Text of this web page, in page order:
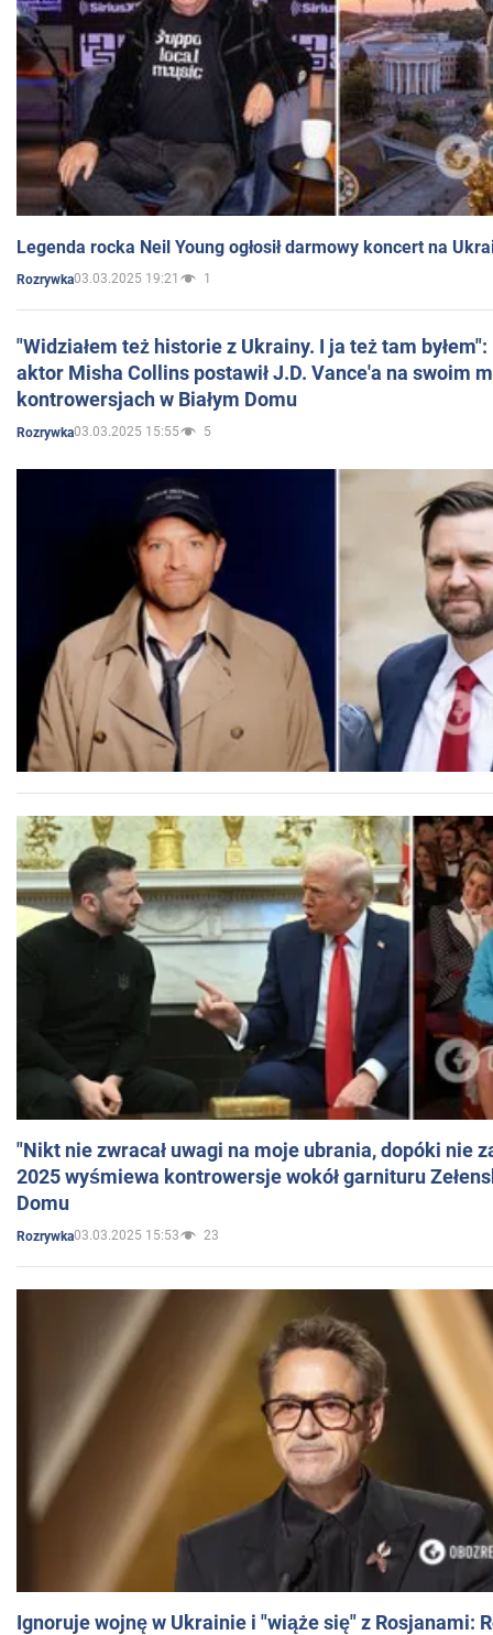
Legenda rocka Neil Young ogłosił darmowy koncert na
Rozrywka03.03.2025 19:21 1
"Widziałem też historie z Ukrainy. I ja też tam
aktor Misha Collins postawił J.D. Vance'a na swoim
kontrowersjach w Białym Domu
Rozrywka03.03.2025 15:55 5
"Nikt nie zwracał uwagi na moje ubrania, dopóki nie
2025 wyśmiewa kontrowersje wokół garnituru
Domu
Rozrywka03.03.2025 15:53 23
Ignoruje wojnę w Ukrainie i "wiąże się" z Rosjanami: